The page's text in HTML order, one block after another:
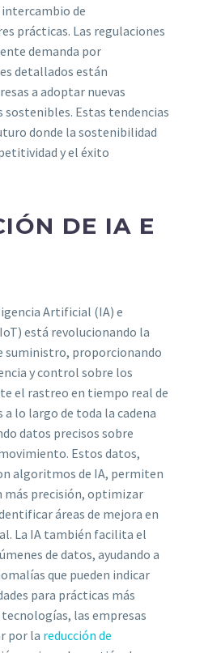
de
prácticas. Las regulaciones
demanda por
detallados están
a adoptar nuevas
Estas tendencias
donde la sostenibilidad
y el éxito
DE IA E
Artificial (IA) e
está revolucionando la
suministro, proporcionando
y control sobre los
el rastreo en tiempo real de
lo largo de toda la cadena
datos precisos sobre
Estos datos,
algoritmos de IA, permiten
más precisión, optimizar
áreas de mejora en
La IA también facilita el
de datos, ayudando a
que pueden indicar
para prácticas más
las empresas
por la reducción de